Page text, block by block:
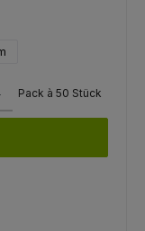
Pack à 50 Stück